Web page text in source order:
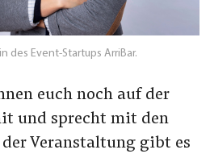
des Event-Startups ArriBar.
euch noch auf der
und sprecht mit den
der Veranstaltung gibt es